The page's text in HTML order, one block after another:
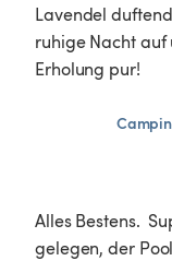
Lavendel
ruhige Nacht auf
Erholung pur!
Alles Bestens.
gelegen, der